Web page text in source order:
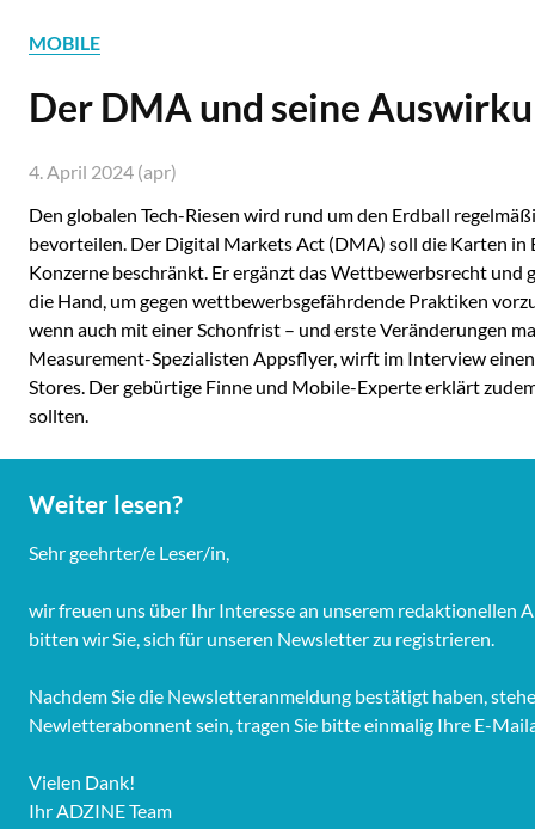
MOBILE
Der DMA und seine
4. April 2024 (apr)
Den globalen Tech-Riesen wird rund um den Erdball
bevorteilen. Der Digital Markets Act (DMA) soll die Karten in
Konzerne beschränkt. Er ergänzt das Wettbewerbsrecht
die Hand, um gegen wettbewerbsgefährdende Praktiken
wenn auch mit einer Schonfrist – und erste Veränderungen
Measurement-Spezialisten Appsflyer, wirft im Interview
Stores. Der gebürtige Finne und Mobile-Experte erklärt
sollten.
Weiter lesen?
Sehr geehrter/e Leser/in,
wir freuen uns über Ihr Interesse an unserem redaktionellen
bitten wir Sie, sich für unseren Newsletter zu registrieren.
Nachdem Sie die Newsletteranmeldung bestätigt haben,
Newletterabonnent sein, tragen Sie bitte einmalig Ihre E-
Vielen Dank!
Ihr ADZINE Team